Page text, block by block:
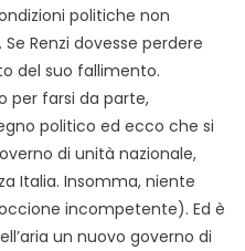
politiche non
Renzi dovesse perdere
del suo fallimento.
per farsi da parte,
politico ed ecco che si
di unità nazionale,
Italia. Insomma, niente
incompetente). Ed è
un nuovo governo di